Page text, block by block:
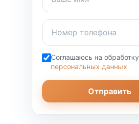
Соглашаюсь на обработку
персональных данных
Отправить